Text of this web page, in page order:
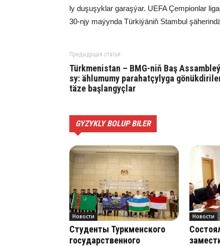
ly du­şu­şyk­lar ga­raş­ýar. UEFA Çem­pi­on­lar
30-njy ma­ýyn­da Tür­ki­ýä­niň Stam­bul
Предыдущая статья
Türk­me­nis­tan – BMG-niň Baş
sy: äh­lu­mu­my pa­ra­hat­çy­ly­ga
tä­ze baş­lan­gyç­lar
GYZYKLY BOLUP BILER
Новости
Студенты Туркменского
государственного
Новости